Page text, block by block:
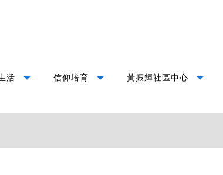
活 arrow_drop_down 信仰培育 arrow_drop_down 黃振輝社區中心 arrow_drop_down